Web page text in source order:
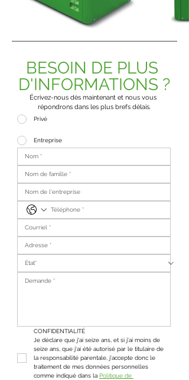
BESOIN DE PLUS
D'INFORMATIONS ?
Écrivez-nous dès maintenant et nous vous
répondrons dans les plus brefs délais.
Privé
Entreprise
CONFIDENTIALITÉ
Je déclare que j'ai seize ans, et si j'ai moins de
seize ans, que j'ai été autorisé par le titulaire de
la responsabilité parentale, j'accepte donc le
traitement de mes données personnelles
comme indiqué dans la Politique de